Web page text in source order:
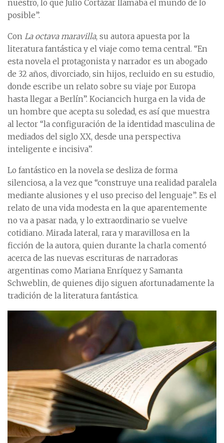
nuestro, lo que Julio Cortázar llamaba el mundo de lo
posible”.
Con La octava maravilla, su autora apuesta por la
literatura fantástica y el viaje como tema central. “En
esta novela el protagonista y narrador es un abogado
de 32 años, divorciado, sin hijos, recluido en su estudio,
donde escribe un relato sobre su viaje por Europa
hasta llegar a Berlín”. Kociancich hurga en la vida de
un hombre que acepta su soledad, es así que muestra
al lector “la configuración de la identidad masculina de
mediados del siglo XX, desde una perspectiva
inteligente e incisiva”.
Lo fantástico en la novela se desliza de forma
silenciosa, a la vez que “construye una realidad paralela
mediante alusiones y el uso preciso del lenguaje”. Es el
relato de una vida modesta en la que aparentemente
no va a pasar nada, y lo extraordinario se vuelve
cotidiano. Mirada lateral, rara y maravillosa en la
ficción de la autora, quien durante la charla comentó
acerca de las nuevas escrituras de narradoras
argentinas como Mariana Enríquez y Samanta
Schweblin, de quienes dijo siguen afortunadamente la
tradición de la literatura fantástica.